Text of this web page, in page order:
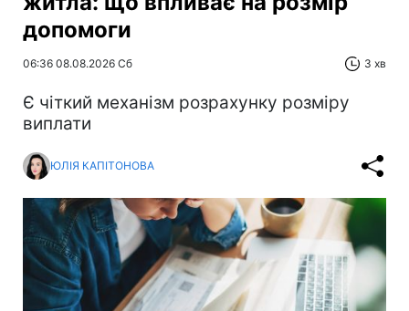
допомоги
06:36 08.08.2026 Сб 3 хв
Є чіткий механізм розрахунку розміру
виплати
ЮЛІЯ КАПІТОНОВА